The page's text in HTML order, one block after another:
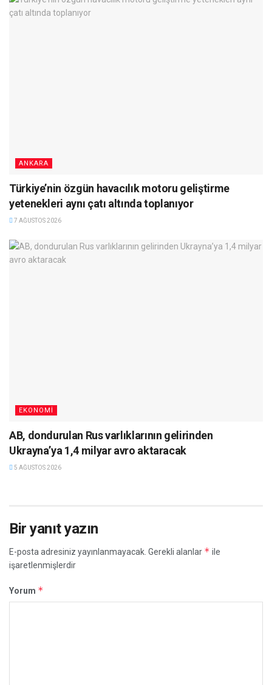
ANKARA
Türkiye’nin özgün havacılık motoru geliştirme
yetenekleri aynı çatı altında toplanıyor
7 AĞUSTOS 2026
EKONOMI
AB, dondurulan Rus varlıklarının gelirinden
Ukrayna’ya 1,4 milyar avro aktaracak
5 AĞUSTOS 2026
Bir yanıt yazın
E-posta adresiniz yayınlanmayacak. Gerekli alanlar * ile
işaretlenmişlerdir
Yorum *